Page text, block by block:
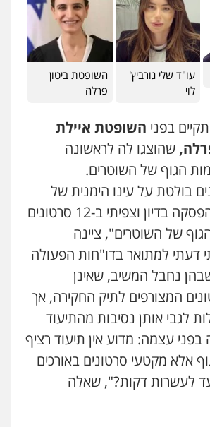
עו"ד זוהר ארבל
פלילי פשיעה חמורה מעצרים וחקירות
קטינים
עו"ד אסף דוק
שלי גורביץ – לוי
פלילי פשיעה חמורה מעצרים
צבאי תעבורה
שגיא אקו
מעצרים וחקירות סמים עבירות מין
דין לענייני אסירים
אונגר משרד עו"ד
פשיעה חמורה מעצרים מנהלי
עו"ד שלי גורביץ'
לוי
השופטת ביטון
פרלה
בפני השופטת איילת
שהוצגו לה לראשונה
הגוף של השוטרים.
בולטת על עינו הימנית של
העצור, ערכתי הפסקה בדיון וצפיתי ב-12 סרטונים
של השוטרים", ציינה
דעתי למתואר בדו"חות הפעולה
נחבל המשיב, שאינן
המצורפים לתיק החקירה, אך
לגבי אותן נסיבות מהתיעוד
עצמה: מדוע אין תיעוד רציף
אלא מקטעי סרטונים באורכים
לעשרות דקות?", שאלה